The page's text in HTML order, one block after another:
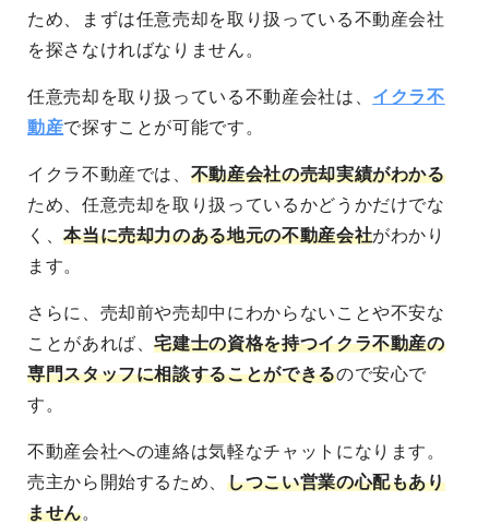
ため、まずは任意売却を取り扱っている不動産会社
を探さなければなりません。
任意売却を取り扱っている不動産会社は、 イクラ不
動産で探すことが可能です。
イクラ不動産では、 不動産会社の売却実績がわかる
ため、任意売却を取り扱っているかどうかだけでな
く、本当に売却力のある地元の不動産会社がわかり
ます。
さらに、売却前や売却中にわからないことや不安な
ことがあれば、宅建士の資格を持つイクラ不動産の
専門スタッフに相談することができるので安心で
す。
不動産会社への連絡は気軽なチャットになります。
売主から開始するため、しつこい営業の心配もあり
ません。